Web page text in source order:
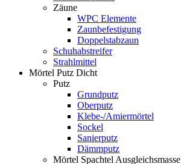
Zäune
WPC Elemente
Zaunbefestigung
Doppelstabzaun
Schuhabstreifer
Strahlmittel
Mörtel Putz Dicht
Putz
Grundputz
Oberputz
Klebe-/Amiermörtel
Sockel
Sanierputz
Dämmputz
Mörtel Spachtel Ausgleichsmasse